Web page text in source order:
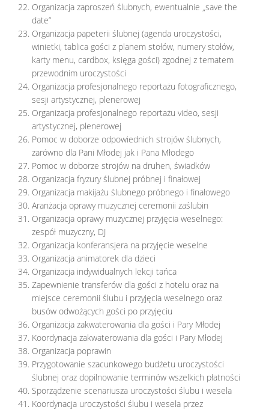
Organizacja zaproszeń ślubnych, ewentualnie „save the
date”
Organizacja papeterii ślubnej (agenda uroczystości,
winietki, tablica gości z planem stołów, numery stołów,
karty menu, cardbox, księga gości) zgodnej z tematem
przewodnim uroczystości
Organizacja profesjonalnego reportażu fotograficznego,
sesji artystycznej, plenerowej
Organizacja profesjonalnego reportażu video, sesji
artystycznej, plenerowej
Pomoc w doborze odpowiednich strojów ślubnych,
zarówno dla Pani Młodej jak i Pana Młodego
Pomoc w doborze strojów na druhen, świadków
Organizacja fryzury ślubnej próbnej i finałowej
Organizacja makijażu ślubnego próbnego i finałowego
Aranżacja oprawy muzycznej ceremonii zaślubin
Organizacja oprawy muzycznej przyjęcia weselnego:
zespół muzyczny, DJ
Organizacja konferansjera na przyjęcie weselne
Organizacja animatorek dla dzieci
Organizacja indywidualnych lekcji tańca
Zapewnienie transferów dla gości z hotelu oraz na
miejsce ceremonii ślubu i przyjęcia weselnego oraz
busów odwożących gości po przyjęciu
Organizacja zakwaterowania dla gości i Pary Młodej
Koordynacja zakwaterowania dla gości i Pary Młodej
Organizacja poprawin
Przygotowanie szacunkowego budżetu uroczystości
ślubnej oraz dopilnowanie terminów wszelkich płatności
Sporządzenie scenariusza uroczystości ślubu i wesela
Koordynacja uroczystości ślubu i wesela przez